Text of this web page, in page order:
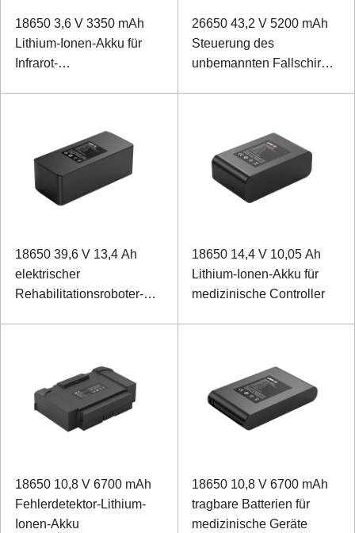
18650 3,6 V 3350 mAh
Lithium-Ionen-Akku für
Infrarot-
26650 43,2 V 5200 mAh
Steuerung des
unbemannten Fallschirm-
18650 39,6 V 13,4 Ah
elektrischer
Rehabilitationsroboter-
18650 14,4 V 10,05 Ah
Lithium-Ionen-Akku für
medizinische Controller
18650 10,8 V 6700 mAh
Fehlerdetektor-Lithium-
Ionen-Akku
18650 10,8 V 6700 mAh
tragbare Batterien für
medizinische Geräte